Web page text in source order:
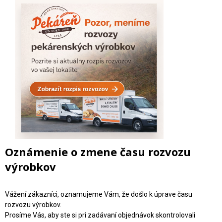
Oznámenie o zmene času rozvozu
výrobkov
Vážení zákazníci, oznamujeme Vám, že došlo k úprave času
rozvozu výrobkov.
Prosíme Vás, aby ste si pri zadávaní objednávok skontrolovali